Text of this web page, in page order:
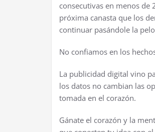
consecutivas en menos
próxima canasta que los
continuar pasándole la
No confiamos en los
La publicidad digital vino
los datos no cambian las
tomada en el corazón.
Gánate el corazón y la